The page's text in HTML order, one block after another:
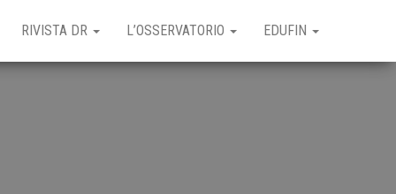
RIVISTA DR L’OSSERVATORIO EDUFIN